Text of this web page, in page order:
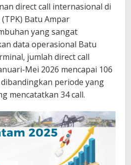
direct call internasional di
Batu Ampar
yang sangat
data operasional Batu
jumlah direct call
Mei 2026 mencapai 106
periode yang
mencatatkan 34 call.